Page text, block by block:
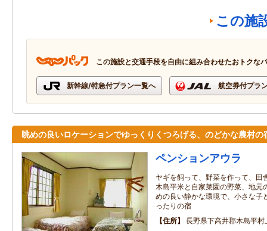
この施
この施設と交通手段を自由に組み合わせたおトクな
新幹線/特急付プラン一覧へ 航空券付プラ
眺めの良いロケーションでゆっくりくつろげる、のどかな農村の
ペンションアウラ
ヤギを飼って、野菜を作って、田
木島平米と自家菜園の野菜、地元
めの良い静かな環境で、小さな子
ったりの宿
住所
長野県下高井郡木島平